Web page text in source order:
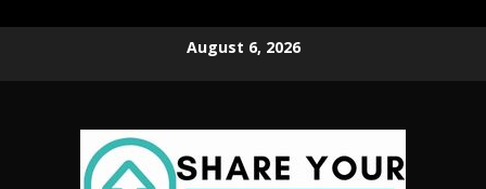
August 6, 2026